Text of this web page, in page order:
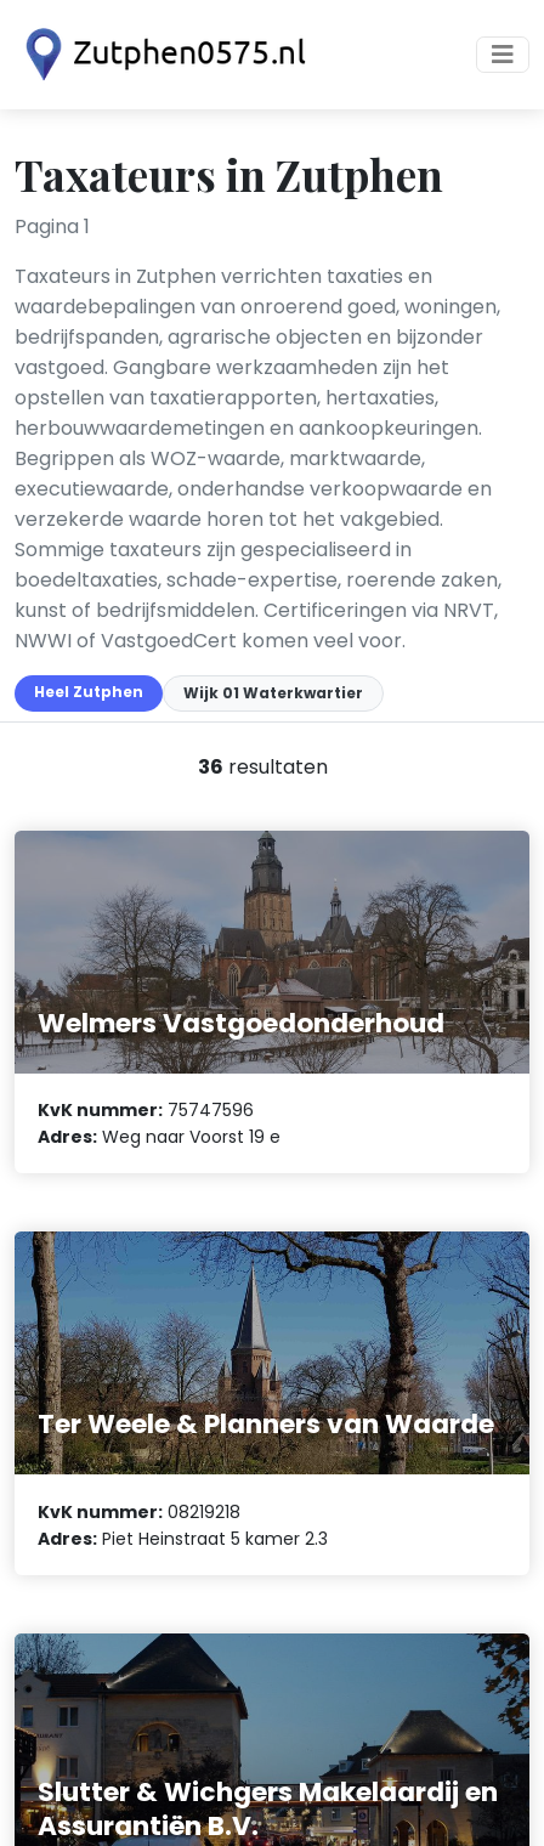
Taxateurs in Zutphen
Pagina 1
Taxateurs in Zutphen verrichten taxaties en
waardebepalingen van onroerend goed, woningen,
bedrijfspanden, agrarische objecten en bijzonder
vastgoed. Gangbare werkzaamheden zijn het
opstellen van taxatierapporten, hertaxaties,
herbouwwaardemetingen en aankoopkeuringen.
Begrippen als WOZ-waarde, marktwaarde,
executiewaarde, onderhandse verkoopwaarde en
verzekerde waarde horen tot het vakgebied.
Sommige taxateurs zijn gespecialiseerd in
boedeltaxaties, schade-expertise, roerende zaken,
kunst of bedrijfsmiddelen. Certificeringen via NRVT,
NWWI of VastgoedCert komen veel voor.
Heel Zutphen Wijk 01 Waterkwartier
36 resultaten
Welmers Vastgoedonderhoud
KvK nummer: 75747596
Adres: Weg naar Voorst 19 e
Ter Weele & Planners van Waarde
KvK nummer: 08219218
Adres: Piet Heinstraat 5 kamer 2.3
Slutter & Wichgers Makelaardij en
Assurantiën B.V.